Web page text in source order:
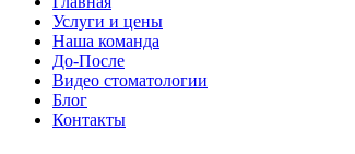
Услуги и цены
Наша команда
До-После
Видео стоматологии
Блог
Контакты